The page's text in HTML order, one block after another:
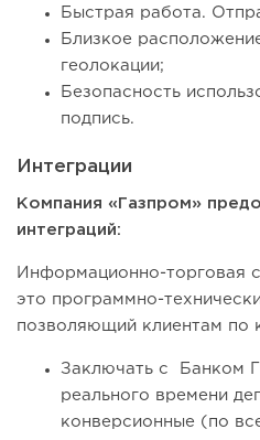
Быстрая работа.
Близкое
геолокации;
Безопасность
подпись.
Интеграции
Компания «Газпром»
интеграций:
Информационно-торговая
это программно-
позволяющий клиентам по
Заключать с Банком
реального времени
конверсионные (по